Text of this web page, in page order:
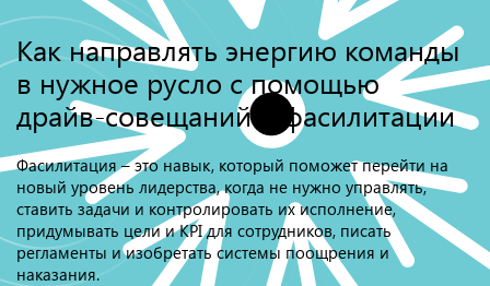
Как направлять энергию команды
в нужное русло с помощью
драйв-совещаний и фасилитации
Фасилитация – это навык, который поможет перейти на
новый уровень лидерства, когда не нужно управлять,
ставить задачи и контролировать их исполнение,
придумывать цели и KPI для сотрудников, писать
регламенты и изобретать системы поощрения и
наказания.